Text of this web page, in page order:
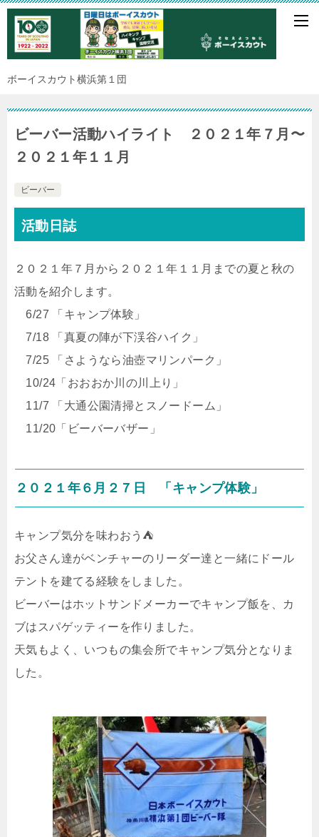
ボーイスカウト横浜第１団
ビーバー活動ハイライト ２０２１年７月〜
２０２１年１１月
ビーバー
活動日誌
２０２１年７月から２０２１年１１月までの夏と秋の
活動を紹介します。
6/27 「キャンプ体験」
7/18 「真夏の陣が下渓谷ハイク」
7/25 「さようなら油壺マリンパーク」
10/24「おおおか川の川上り」
11/7 「大通公園清掃とスノードーム」
11/20「ビーバーバザー」
２０２１年６月２７日 「キャンプ体験」
キャンプ気分を味わおう⛺️
お父さん達がベンチャーのリーダー達と一緒にドール
テントを建てる経験をしました。
ビーバーはホットサンドメーカーでキャンプ飯を、カ
ブはスパゲッティーを作りました。
天気もよく、いつもの集会所でキャンプ気分となりま
した。